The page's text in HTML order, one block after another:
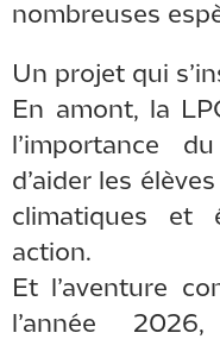
nombreuses
Un projet qui
En amont, la
l’importance
d’aider les
climatiques et
action.
Et l’aventure
l’année